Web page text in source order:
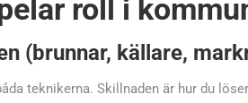
roll i
(brunnar, källare,
teknikerna. Skillnaden är hur du